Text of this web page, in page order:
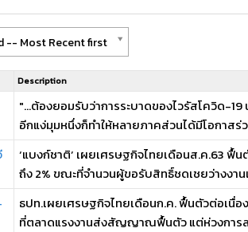
-- Most Recent first
Description
"...ต้องยอมรับว่าการระบาดของไวรัสโควิด-
อีกแง่มุมหนึ่งก็ทำให้หลายภาคส่วนได้มีโอกาส
‘แบงก์ชาติ’ เผยเศรษฐกิจไทยเดือนส.ค.63 ฟื้
ถึง 2% ขณะที่จำนวนผู้ขอรับสิทธิ์ชดเชยว่างงาน
ธปท.เผยเศรษฐกิจไทยเดือนก.ค. ฟื้นตัวต่อเนื่
ที่ตลาดแรงงานส่งสัญญาณฟื้นตัว แต่ห่วงการ